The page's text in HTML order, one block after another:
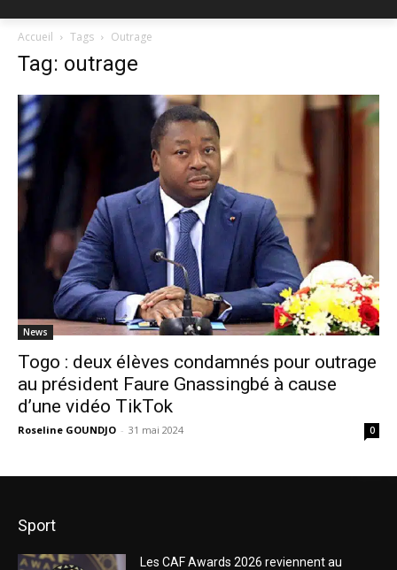
Accueil Tags Outrage
Tag: outrage
News
Togo : deux élèves condamnés pour outrage
au président Faure Gnassingbé à cause
d’une vidéo TikTok
Roseline GOUNDJO - 31 mai 2024 0
Sport
Les CAF Awards 2026 reviennent au